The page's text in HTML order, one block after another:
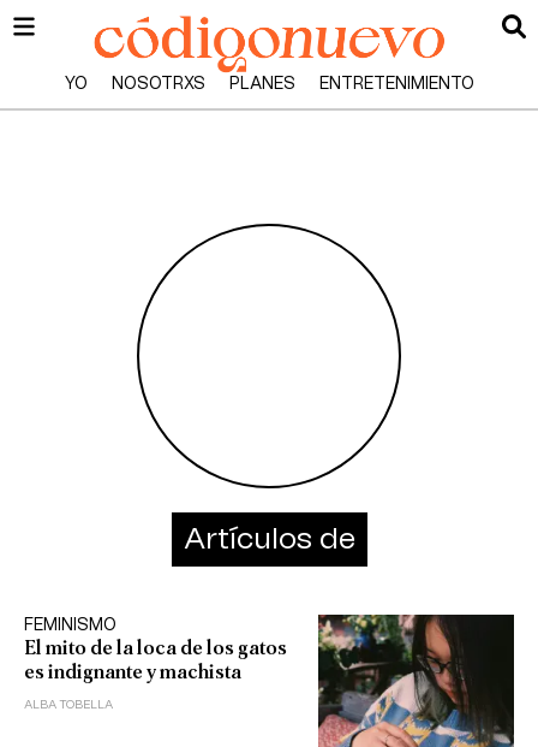
YO NOSOTRXS PLANES ENTRETENIMIENTO
Artículos de
FEMINISMO
El mito de la loca de los gatos
es indignante y machista
ALBA TOBELLA